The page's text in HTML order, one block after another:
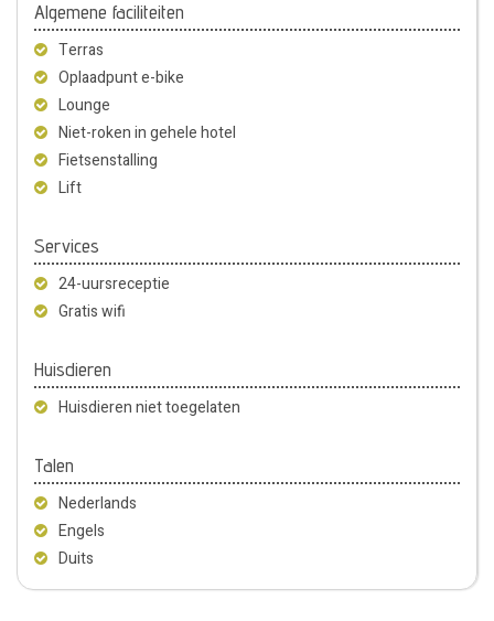
Algemene faciliteiten
Terras
Oplaadpunt e-bike
Lounge
Niet-roken in gehele hotel
Fietsenstalling
Lift
Services
24-uursreceptie
Gratis wifi
Huisdieren
Huisdieren niet toegelaten
Talen
Nederlands
Engels
Duits